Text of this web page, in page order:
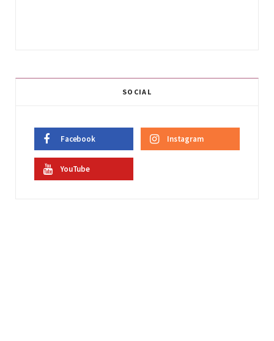
SOCIAL
Facebook Instagram
YouTube